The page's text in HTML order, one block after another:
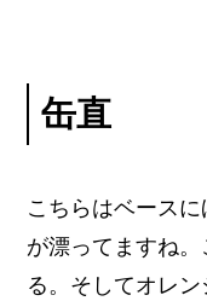
缶直
こちらはベース
が漂ってますね
る。そしてオレ